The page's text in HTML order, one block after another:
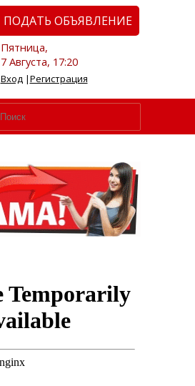
ПОДАТЬ ОБЪЯВЛЕНИЕ
Пятница,
7 Августа, 17:20
Вход|Регистрация